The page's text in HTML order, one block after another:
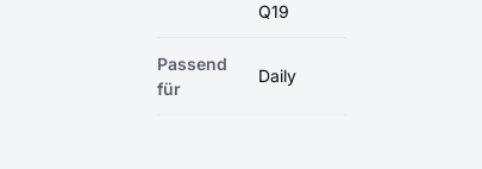
Q19
Passend
für
Daily